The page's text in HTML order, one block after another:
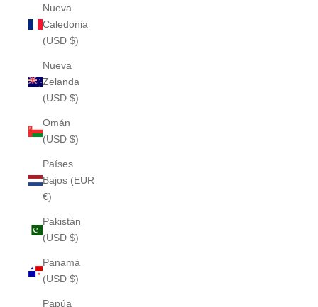
Nueva
Caledonia
(USD $)
Nueva
Zelanda
(USD $)
Omán
(USD $)
Países
Bajos (EUR
€)
Pakistán
(USD $)
Panamá
(USD $)
Papúa